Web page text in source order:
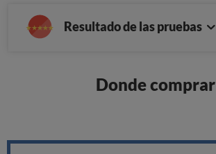
Resultado de las pruebas
Donde comprar